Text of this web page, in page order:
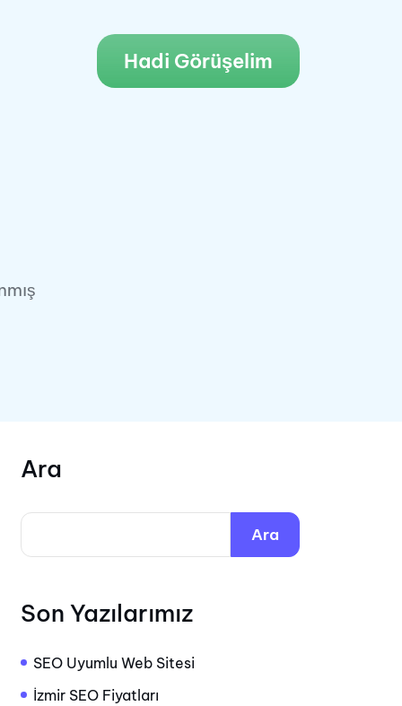
Hadi Görüşelim
Ara
Ara
Son Yazılarımız
SEO Uyumlu Web Sitesi
İzmir SEO Fiyatları